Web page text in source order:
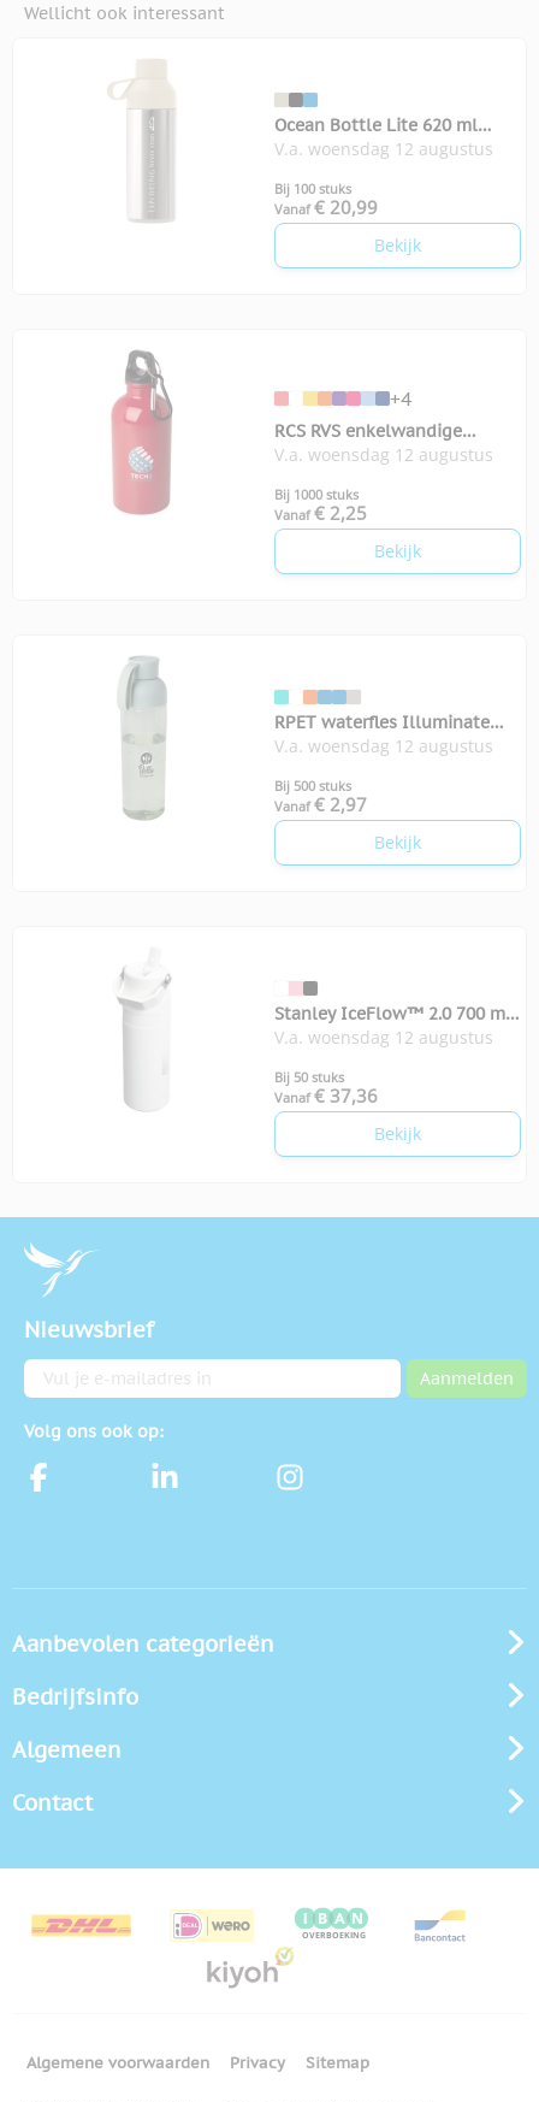
Wellicht ook interessant
Ocean Bottle Lite 620 ml
waterfles
V.a. woensdag 12 augustus
Bij 100 stuks
Vanaf € 20,99
Bekijk
+4
RCS RVS enkelwandige
waterfles Oregon 400 ml
V.a. woensdag 12 augustus
Bij 1000 stuks
Vanaf € 2,25
Bekijk
RPET waterfles Illuminate
600 ml
V.a. woensdag 12 augustus
Bij 500 stuks
Vanaf € 2,97
Bekijk
Stanley IceFlow™ 2.0 700 ml
waterfles
V.a. woensdag 12 augustus
Bij 50 stuks
Vanaf € 37,36
Bekijk
Nieuwsbrief
E-mailadres Aanmelden
Volg ons ook op:
Aanbevolen categorieën
Bedrijfsinfo
Algemeen
Contact
Algemene voorwaarden Privacy Sitemap